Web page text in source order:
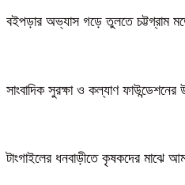
বইপড়ার অভ্যাস গড়ে তুলতে চট্টগ্রাম
সাংবাদিক সুরক্ষা ও কল্যাণ
টাংগাইলের ধনবাড়ীতে কৃষকদের মাঝে